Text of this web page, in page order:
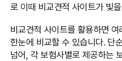
로 이때 비교견적 사이트가 빛
비교견적 사이트를 활용하면
한눈에 비교할 수 있습니다. 단
넘어, 각 보험사별로 제공하는